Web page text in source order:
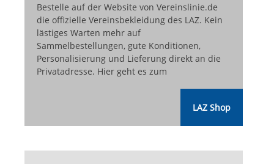
Bestelle auf der Website von Vereinslinie.de
die offizielle Vereinsbekleidung des LAZ. Kein
lästiges Warten mehr auf
Sammelbestellungen, gute Konditionen,
Personalisierung und Lieferung direkt an die
Privatadresse. Hier geht es zum
LAZ Shop